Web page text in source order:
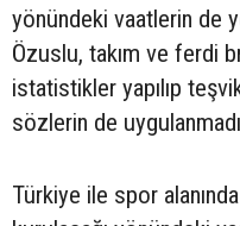
yönündeki vaatlerin de
Özuslu, takım ve ferdi
istatistikler yapılıp
sözlerin de
Türkiye ile spor